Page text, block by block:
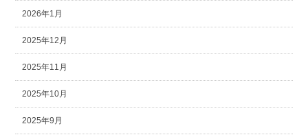
2026年1月
2025年12月
2025年11月
2025年10月
2025年9月